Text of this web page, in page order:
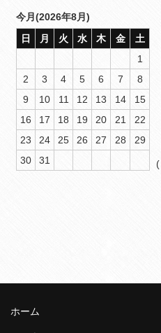
今月(2026年8月)
日
月 火 水 木 金
土
1
2
3 4 5 6 7
8
9
10 11 12 13 14
15
16
17 18 19 20 21
22
23
24 25 26 27 28
29
30
31 (
ホーム